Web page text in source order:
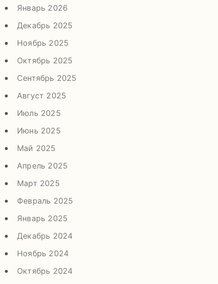
Январь 2026
Декабрь 2025
Ноябрь 2025
Октябрь 2025
Сентябрь 2025
Август 2025
Июль 2025
Июнь 2025
Май 2025
Апрель 2025
Март 2025
Февраль 2025
Январь 2025
Декабрь 2024
Ноябрь 2024
Октябрь 2024